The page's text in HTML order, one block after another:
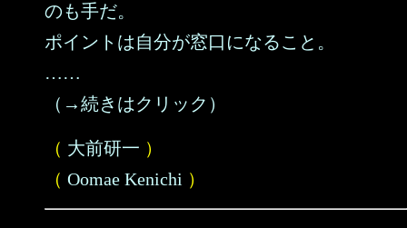
のも手だ。
ポイントは自分が窓口になること。
……
（→続きはクリック）
（ 大前研一 ）
（ Oomae Kenichi ）